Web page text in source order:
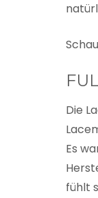
Die
Es
fühlt